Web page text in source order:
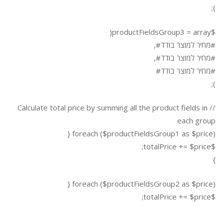
);
$productFieldsGroup3 = array(
#מחיר למוצר בודד#,
#מחיר למוצר בודד#,
#מחיר למוצר בודד#
);
// Calculate total price by summing all the product fields in
each group
foreach ($productFieldsGroup1 as $price) {
$totalPrice += $price;
}
foreach ($productFieldsGroup2 as $price) {
$totalPrice += $price;